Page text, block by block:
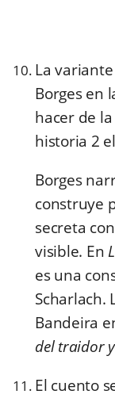
La
Borges en
hacer de
historia 2
Borges
construye
secreta
visible. En
es una
Scharlach.
Bandeira
del traidor
El cuento